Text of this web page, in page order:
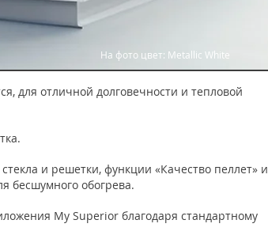
На фото цвет: Metallic White
для отличной долговечности и тепловой
и решетки, функции «Качество пеллет» и
бесшумного обогрева.
My Superior благодаря стандартному